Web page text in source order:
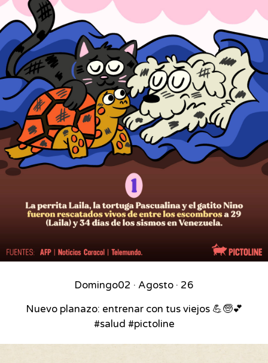
Domingo02 · Agosto · 26
Nuevo planazo: entrenar con tus viejos 💪🧓💕
#salud #pictoline